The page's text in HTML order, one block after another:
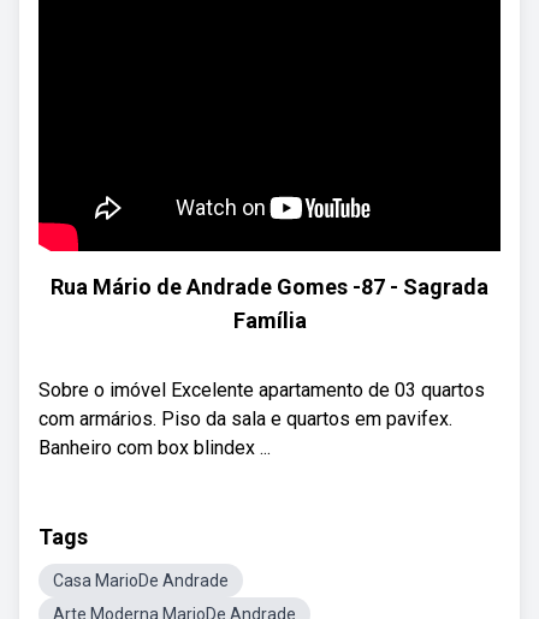
Rua Mário de Andrade Gomes -87 - Sagrada
Família
Sobre o imóvel Excelente apartamento de 03 quartos
com armários. Piso da sala e quartos em pavifex.
Banheiro com box blindex ...
Tags
Casa MarioDe Andrade
Arte Moderna MarioDe Andrade